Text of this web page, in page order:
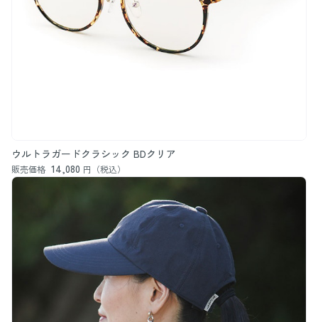
ウルトラガードクラシック BDクリア
販売価格 14,080 円（税込）